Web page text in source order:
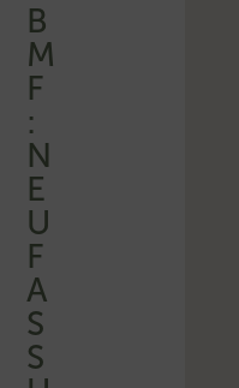
B
M
F
:
N
E
U
F
A
S
S